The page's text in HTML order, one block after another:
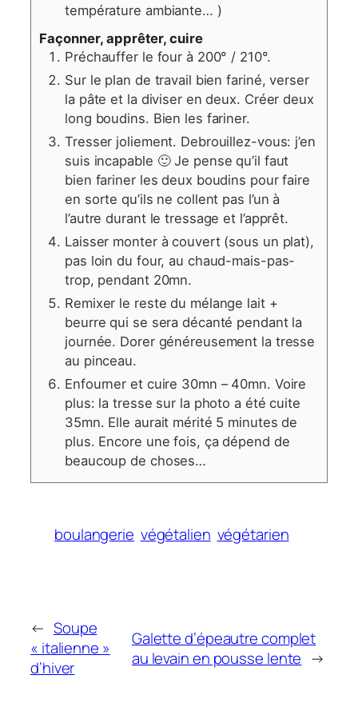
température ambiante… )
Façonner, apprêter, cuire
Préchauffer le four à 200° / 210°.
Sur le plan de travail bien fariné, verser
la pâte et la diviser en deux. Créer deux
long boudins. Bien les fariner.
Tresser joliement. Debrouillez-vous: j’en
suis incapable 🙂 Je pense qu’il faut
bien fariner les deux boudins pour faire
en sorte qu’ils ne collent pas l’un à
l’autre durant le tressage et l’apprêt.
Laisser monter à couvert (sous un plat),
pas loin du four, au chaud-mais-pas-
trop, pendant 20mn.
Remixer le reste du mélange lait +
beurre qui se sera décanté pendant la
journée. Dorer généreusement la tresse
au pinceau.
Enfourner et cuire 30mn – 40mn. Voire
plus: la tresse sur la photo a été cuite
35mn. Elle aurait mérité 5 minutes de
plus. Encore une fois, ça dépend de
beaucoup de choses…
boulangerie végétalien végétarien
← Soupe
« italienne »
d’hiver
Galette d’épeautre complet
au levain en pousse lente →